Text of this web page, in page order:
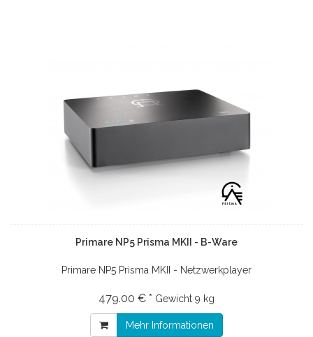
Primare NP5 Prisma MKII - B-Ware
Primare NP5 Prisma MKII - Netzwerkplayer
479.00 € * Gewicht 9 kg
Mehr Informationen